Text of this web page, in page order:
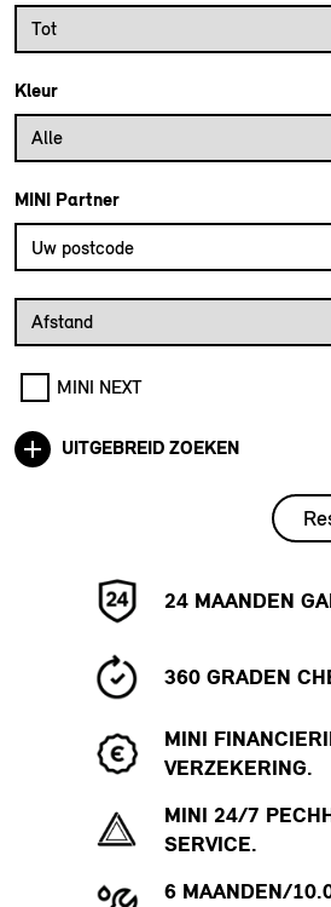
Kilometerstand tot
Tot
Kleur
Alle
MINI Partner
Vul uw postcode in om de
Afstand van uw postcode tot de MINI
Afstand
MINI NEXT
UITGEBREID ZOEKEN
24 MAANDEN
360 GRADEN
MINI
VERZEKERING.
MINI 24/7
SERVICE.
6 MAANDEN/